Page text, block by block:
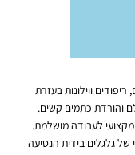
ווילונות בעזרת
והורדת כתמים קשים.
לעבודה מושלמת.
של גלגלים בידית הנסיעה